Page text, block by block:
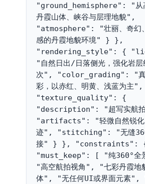
"ground_hemisphere": "从
丹霞山体、峡谷与层理地貌",
"atmosphere": "壮丽、奇幻
感的丹霞地貌环境" } },
"rendering_style": {
"自然日出/日落侧光，强化岩层
次", "color_grading": "真
彩，以赤红、明黄、浅蓝为主",
"texture_quality": {
"description": "超写实航拍
"artifacts": "轻微自然锐化
迹", "stitching": "无缝360
接" } }, "constraints":
"must_keep": [ "纯360°全
"高空航拍视角", "七彩丹霞地
体", "无任何UI或界面元素",